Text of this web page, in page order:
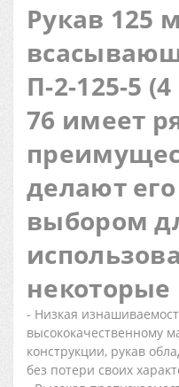
Рукав 125
П-2-125-5
76 имеет
делают
выбором
некоторые
- Низкая
высококачественному
конструкции, рукав
без потери своих